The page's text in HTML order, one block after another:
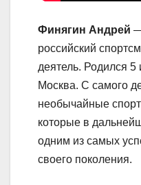
Финягин Андрей
российский
деятель. Родился
Москва. С самого
необычайные
которые в
одним из самых
своего поколения.